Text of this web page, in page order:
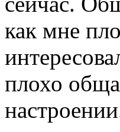
как мне
плохо